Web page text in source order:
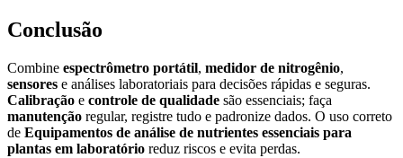
Conclusão
Combine espectrômetro portátil, medidor de nitrogênio,
sensores e análises laboratoriais para decisões rápidas e seguras.
Calibração e controle de qualidade são essenciais; faça
manutenção regular, registre tudo e padronize dados. O uso correto
de Equipamentos de análise de nutrientes essenciais para
plantas em laboratório reduz riscos e evita perdas.